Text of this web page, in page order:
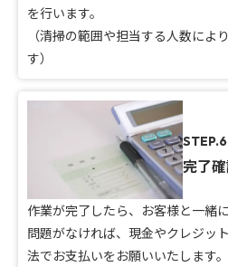
を行います。
（清掃の範囲や担当する人数によ
す）
STEP.6
完了
作業が完了したら、お客様と一緒
問題がなければ、現金やクレジッ
法でお支払いをお願いいたします。